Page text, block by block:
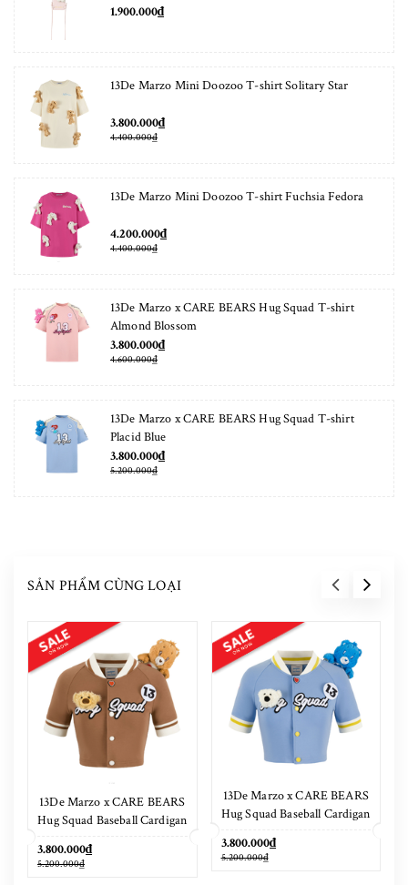
1.900.000₫
13De Marzo Mini Doozoo T-shirt Solitary Star
3.800.000₫
4.400.000₫
13De Marzo Mini Doozoo T-shirt Fuchsia Fedora
4.200.000₫
4.400.000₫
13De Marzo x CARE BEARS Hug Squad T-shirt
Almond Blossom
3.800.000₫
4.600.000₫
13De Marzo x CARE BEARS Hug Squad T-shirt
Placid Blue
3.800.000₫
5.200.000₫
SẢN PHẨM CÙNG LOẠI
13De Marzo x CARE BEARS
Hug Squad Baseball Cardigan
3.800.000₫
5.200.000₫
13De Marzo x CARE BEARS
Hug Squad Baseball Cardigan
3.800.000₫
5.200.000₫